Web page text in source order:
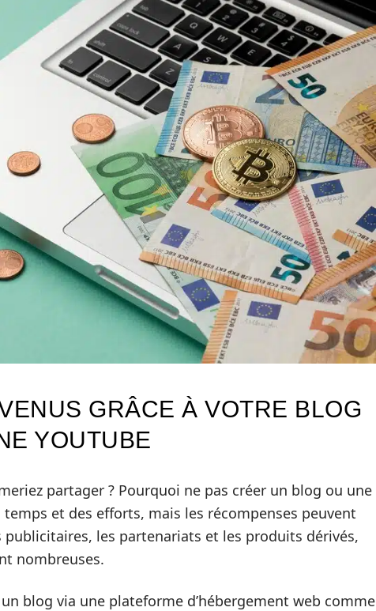
GRÂCE À VOTRE BLOG
YOUTUBE
partager ? Pourquoi ne pas créer un blog ou une
temps et des efforts, mais les récompenses peuvent
les partenariats et les produits dérivés,
nombreuses.
blog via une plateforme d’hébergement web comme